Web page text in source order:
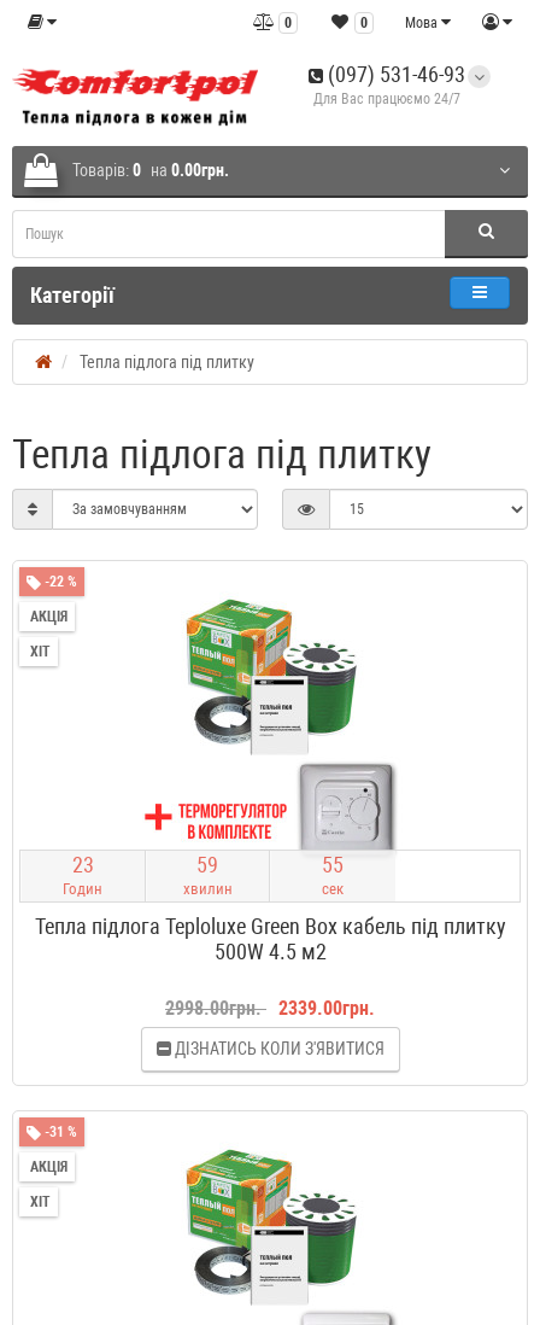
Мова
0
0
(097) 531-46-93
Для Вас працюємо 24/7
Товарів:0 на 0.00грн.
Категорії
Тепла підлога під плитку
Тепла підлога під плитку
-22 %
АКЦІЯ
ХІТ
23
Годин
59
хвилин
55
сек
Тепла підлога Teploluxe Green Box кабель під плитку
500W 4.5 м2
2998.00грн. 2339.00грн.
ДІЗНАТИСЬ КОЛИ З'ЯВИТИСЯ
-31 %
АКЦІЯ
ХІТ